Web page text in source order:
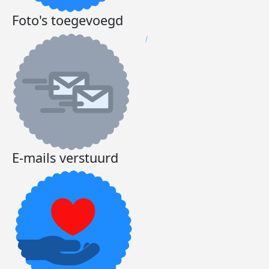
Foto's toegevoegd
E-mails verstuurd